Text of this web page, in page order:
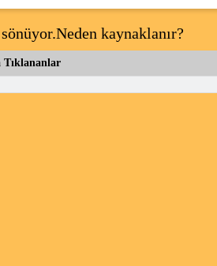
kaynaklanır?
Tıklananlar